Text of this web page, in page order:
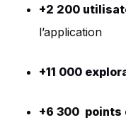
+2 200
l’application
+11 000
+6 300 points